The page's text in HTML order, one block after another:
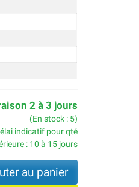
2 à 3 jours
(En stock : 5)
indicatif pour qté
: 10 à 15 jours
au panier